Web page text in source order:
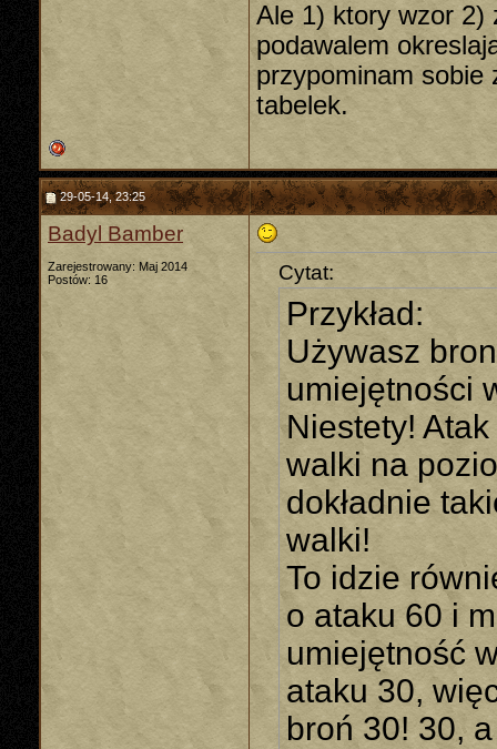
Ale 1) ktory wzor 2)
podawalem
przypominam sobie
tabelek.
29-05-14, 23:25
Badyl Bamber
Zarejestrowany: Maj 2014
Postów: 16
Cytat:
Przykład:
Używasz
umiejętności
Niestety!
walki na
dokładnie
walki!
To idzie
o ataku 60 i
umiejętność
ataku 30,
broń 30! 30,